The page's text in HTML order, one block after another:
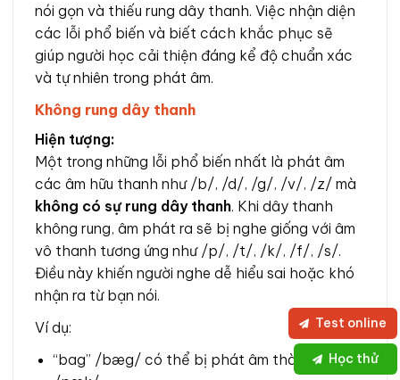
nói gọn và thiếu rung dây thanh. Việc nhận diện
các lỗi phổ biến và biết cách khắc phục sẽ
giúp người học cải thiện đáng kể độ chuẩn xác
và tự nhiên trong phát âm.
Không rung dây thanh
Hiện tượng:
Một trong những lỗi phổ biến nhất là phát âm
các âm hữu thanh như /b/, /d/, /g/, /v/, /z/ mà
không có sự rung dây thanh. Khi dây thanh
không rung, âm phát ra sẽ bị nghe giống với âm
vô thanh tương ứng như /p/, /t/, /k/, /f/, /s/.
Điều này khiến người nghe dễ hiểu sai hoặc khó
nhận ra từ bạn nói.
Ví dụ:
“bag” /bæg/ có thể bị phát âm thành “pack”
Học thử
Test online